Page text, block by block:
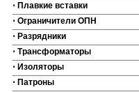
⋅ Плавкие вставки
⋅ Ограничители ОПН
⋅ Разрядники
⋅ Трансформаторы
⋅ Изоляторы
⋅ Патроны